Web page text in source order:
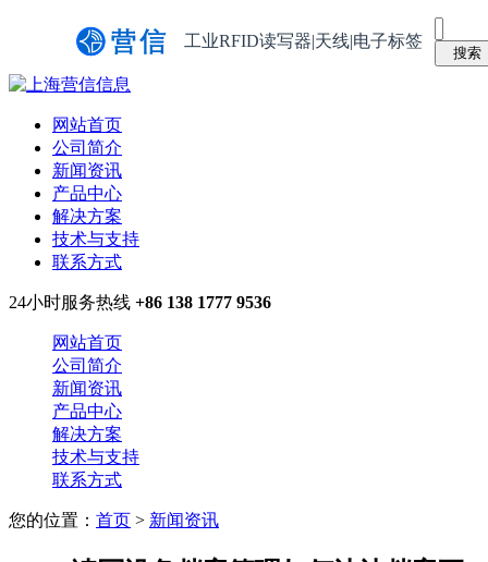
工业RFID读写器|天线|电子标签
网站首页
公司简介
新闻资讯
产品中心
解决方案
技术与支持
联系方式
24小时服务热线 +86 138 1777 9536
网站首页
公司简介
新闻资讯
产品中心
解决方案
技术与支持
联系方式
您的位置： 首页 > 新闻资讯